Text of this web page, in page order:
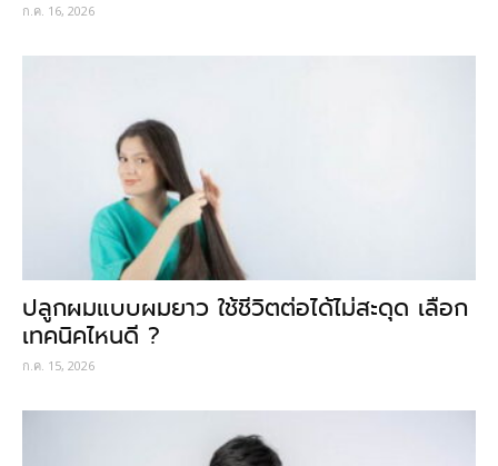
ก.ค. 16, 2026
ปลูกผมแบบผมยาว ใช้ชีวิตต่อได้ไม่สะดุด เลือก
เทคนิคไหนดี ?
ก.ค. 15, 2026